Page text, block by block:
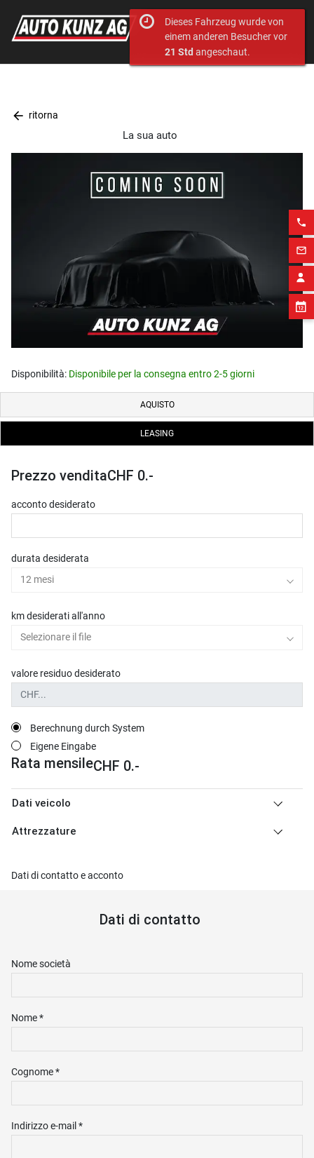
phone
mail_outline
arrow_back ritorna
La sua auto
Disponibilità: Disponibile per la consegna entro 2-5 giorni
AQUISTO
LEASING
Prezzo venditaCHF 0.-
acconto desiderato
durata desiderata
12 mesi
km desiderati all'anno
Selezionare il file
valore residuo desiderato
Berechnung durch System
Eigene Eingabe
Rata mensileCHF 0.-
Dati veicolo
Attrezzature
Dati di contatto e acconto
Dati di contatto
Nome società
Nome *
Cognome *
Indirizzo e-mail *
Dieses Fahrzeug wurde von
einem anderen Besucher vor
21 Std angeschaut.